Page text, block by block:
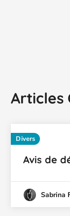
Articles
Divers
Avis de
Sabrina